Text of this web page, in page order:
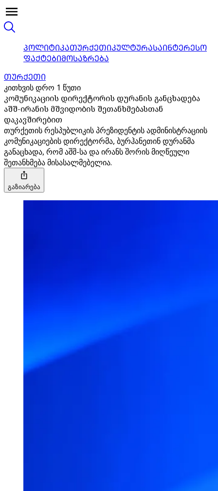
ᲞᲝᲚᲘᲢᲘᲙᲐᲗᲣᲠᲥᲔᲗᲘᲙᲣᲚᲢᲣᲠᲐᲡᲐᲘᲜᲢᲔᲠᲔᲡᲝ
ᲤᲐᲥᲢᲔᲑᲘᲛᲝᲡᲐᲖᲠᲔᲑᲐ
ᲗᲣᲠᲥᲔᲗᲘ
კითხვის დრო 1 წუთი
კომუნიკაციის დირექტორის დურანის განცხადება
აშშ-ირანის მშვიდობის შეთანხმებასთან
დაკავშირებით
თურქეთის რესპუბლიკის პრეზიდენტის ადმინისტრაციის
კომუნიკაციების დირექტორმა, ბურჰანეთინ დურანმა
განაცხადა, რომ აშშ-სა და ირანს შორის მიღწეული
შეთანხმება მისასალმებელია.
გაზიარება